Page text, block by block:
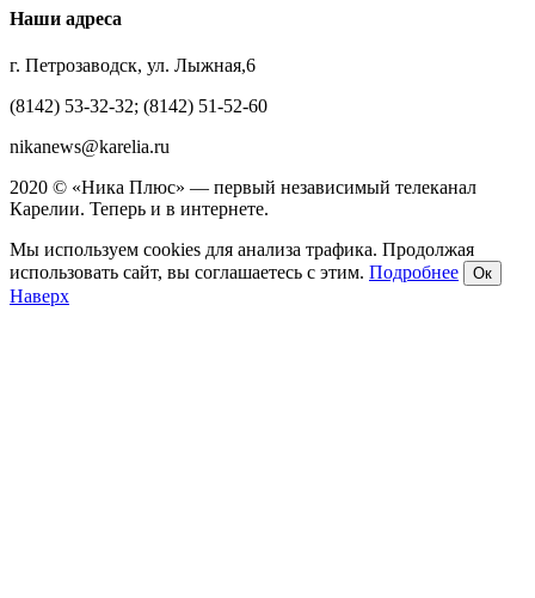
Наши адреса
г. Петрозаводск, ул. Лыжная,6
(8142) 53-32-32; (8142) 51-52-60
nikanews@karelia.ru
2020 © «Ника Плюс» — первый независимый телеканал
Карелии. Теперь и в интернете.
Мы используем cookies для анализа трафика. Продолжая
использовать сайт, вы соглашаетесь с этим. Подробнее Ок
Наверх